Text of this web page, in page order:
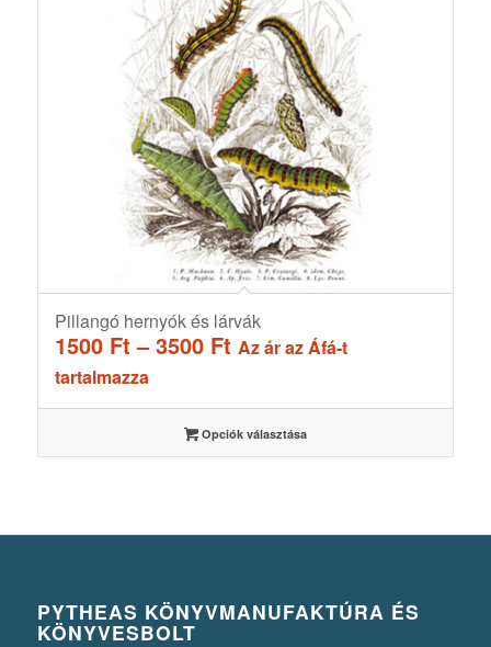
Pillangó hernyók és lárvák
1500 Ft – 3500 FtÁrtartomány:
3500 Ft
Az ár az Áfá-t
tartalmazza
Opciók választása
PYTHEAS KÖNYVMANUFAKTÚRA ÉS
KÖNYVESBOLT